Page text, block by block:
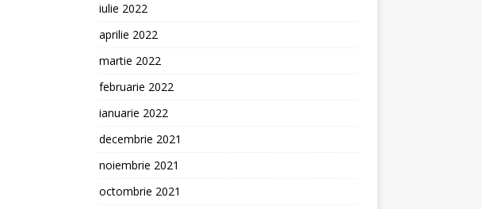
iulie 2022
aprilie 2022
martie 2022
februarie 2022
ianuarie 2022
decembrie 2021
noiembrie 2021
octombrie 2021